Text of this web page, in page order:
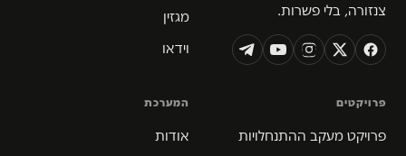
צנזורה, בלי פשרות.
מגזין
וידאו
פרויקטים
פרויקט מעקב ההתנחלויות
המערכת
אודות